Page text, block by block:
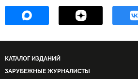
КАТАЛОГ ИЗДАНИЙ
ЗАРУБЕЖНЫЕ ЖУРНАЛИСТЫ